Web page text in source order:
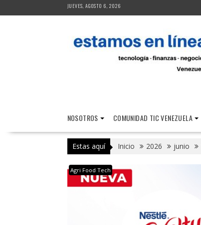
al
JUEVES, AGOSTO 6, 2026
NOSOTROS COMUNIDAD TIC VENEZUELA
Estas aquí Inicio 2026 junio
Agri Food Tech